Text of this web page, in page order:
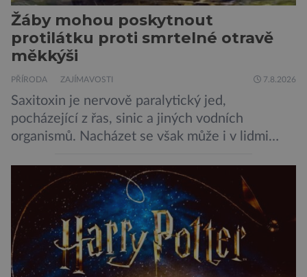
Žáby mohou poskytnout
protilátku proti smrtelné otravě
měkkýši
PŘÍRODA ZAJÍMAVOSTI 7.8.2026
Saxitoxin je nervově paralytický jed,
pocházející z řas, sinic a jiných vodních
organismů. Nacházet se však může i v lidmi
slávky. K příznakům otravy patří paralýza
dýchacích cest, dojít však může až k udušení.
Dosud proti tomuto jedu neexistovala
protilátka, nyní ji zřejmě vědci objevili, ovšem
její zdroj je […]